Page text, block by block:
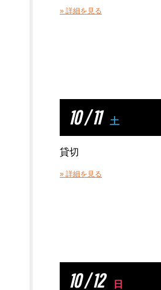
» 詳細を見る
10 / 11 土
貸切
» 詳細を見る
10 / 12 日